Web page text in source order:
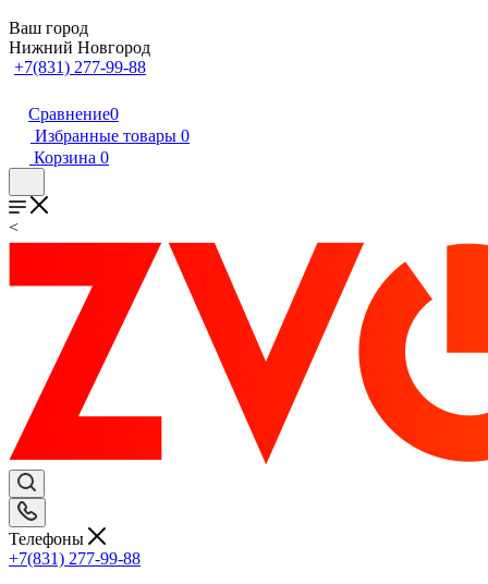
Ваш город
Нижний Новгород
+7(831) 277-99-88
Сравнение0
Избранные товары 0
Корзина 0
<
Телефоны
+7(831) 277-99-88